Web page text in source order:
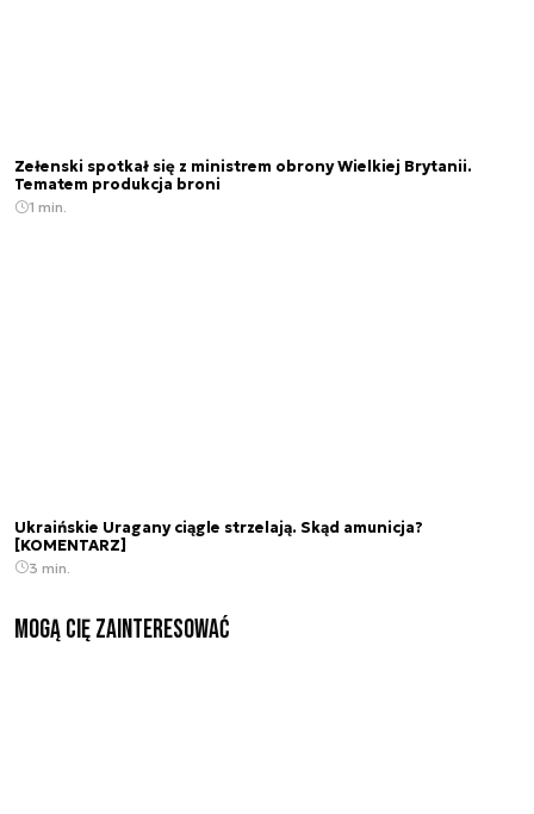
Zełenski spotkał się z ministrem obrony Wielkiej Brytanii.
Tematem produkcja broni
1 min.
Ukraińskie Uragany ciągle strzelają. Skąd amunicja?
[KOMENTARZ]
3 min.
Mogą Cię zainteresować